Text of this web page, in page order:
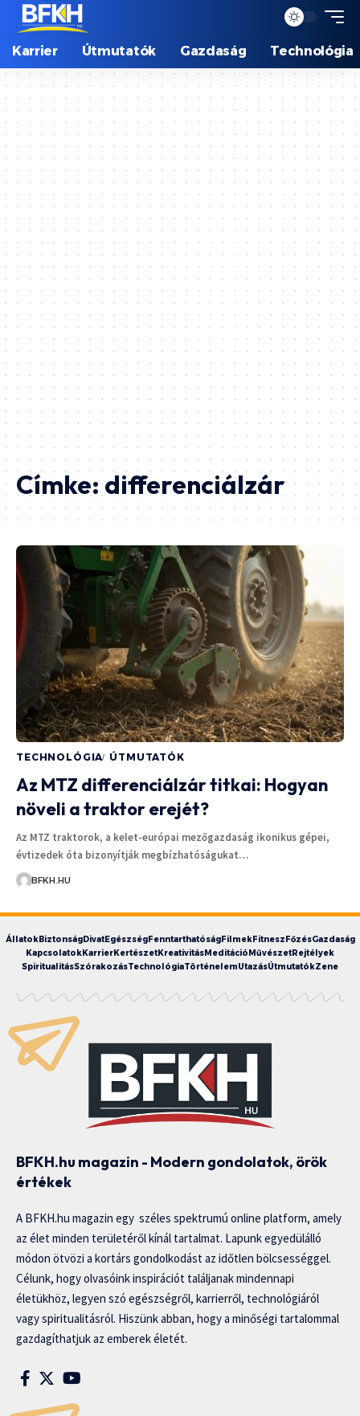
Karrier Útmutatók Gazdaság Technológia
Címke:differenciálzár
TECHNOLÓGIA ÚTMUTATÓK
Az MTZ differenciálzár titkai: Hogyan
növeli a traktor erejét?
Az MTZ traktorok, a kelet-európai mezőgazdaság ikonikus gépei,
évtizedek óta bizonyítják megbízhatóságukat…
BFKH.HU
ÁllatokBiztonságDivatEgészségFenntarthatóságFilmekFitneszFőzésGazdaság
KapcsolatokKarrierKertészetKreativitásMeditációMűvészetRejtélyek
SpiritualitásSzórakozásTechnológiaTörténelemUtazásÚtmutatókZene
BFKH.hu magazin - Modern gondolatok, örök
értékek
A BFKH.hu magazin egy széles spektrumú online platform, amely
az élet minden területéről kínál tartalmat. Lapunk egyedülálló
módon ötvözi a kortárs gondolkodást az időtlen bölcsességgel.
Célunk, hogy olvasóink inspirációt találjanak mindennapi
életükhöz, legyen szó egészségről, karrierről, technológiáról
vagy spiritualitásról. Hiszünk abban, hogy a minőségi tartalommal
gazdagíthatjuk az emberek életét.